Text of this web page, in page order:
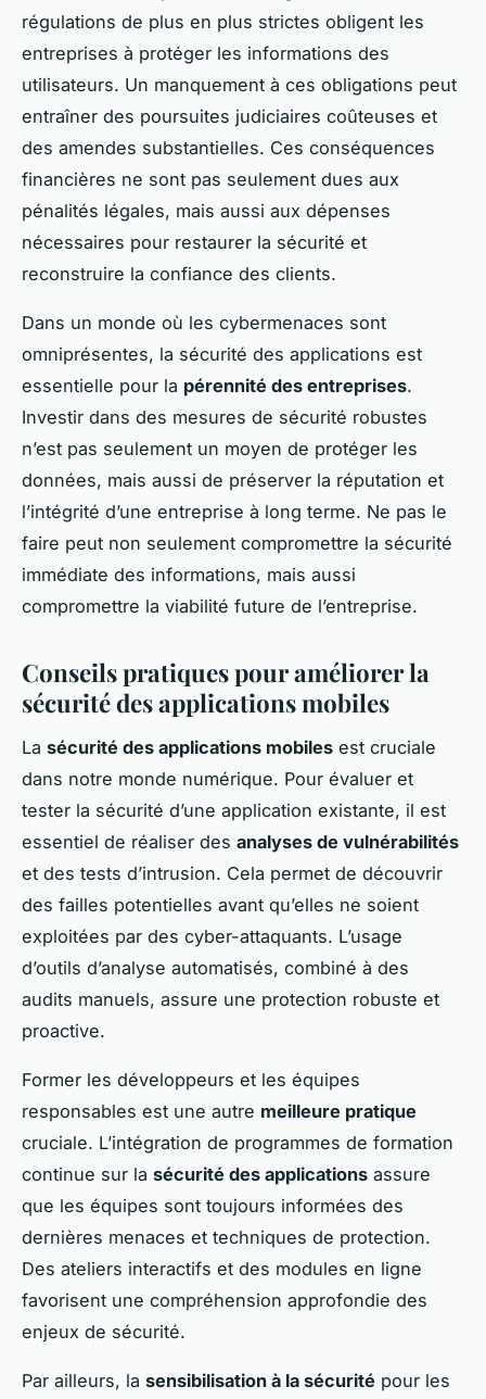
régulations de plus en plus strictes obligent les
entreprises à protéger les informations des
utilisateurs. Un manquement à ces obligations peut
entraîner des poursuites judiciaires coûteuses et
des amendes substantielles. Ces conséquences
financières ne sont pas seulement dues aux
pénalités légales, mais aussi aux dépenses
nécessaires pour restaurer la sécurité et
reconstruire la confiance des clients.
Dans un monde où les cybermenaces sont
omniprésentes, la sécurité des applications est
essentielle pour la pérennité des entreprises.
Investir dans des mesures de sécurité robustes
n’est pas seulement un moyen de protéger les
données, mais aussi de préserver la réputation et
l’intégrité d’une entreprise à long terme. Ne pas le
faire peut non seulement compromettre la sécurité
immédiate des informations, mais aussi
compromettre la viabilité future de l’entreprise.
Conseils pratiques pour améliorer la
sécurité des applications mobiles
La sécurité des applications mobiles est cruciale
dans notre monde numérique. Pour évaluer et
tester la sécurité d’une application existante, il est
essentiel de réaliser des analyses de vulnérabilités
et des tests d’intrusion. Cela permet de découvrir
des failles potentielles avant qu’elles ne soient
exploitées par des cyber-attaquants. L’usage
d’outils d’analyse automatisés, combiné à des
audits manuels, assure une protection robuste et
proactive.
Former les développeurs et les équipes
responsables est une autre meilleure pratique
cruciale. L’intégration de programmes de formation
continue sur la sécurité des applications assure
que les équipes sont toujours informées des
dernières menaces et techniques de protection.
Des ateliers interactifs et des modules en ligne
favorisent une compréhension approfondie des
enjeux de sécurité.
Par ailleurs, la sensibilisation à la sécurité pour les